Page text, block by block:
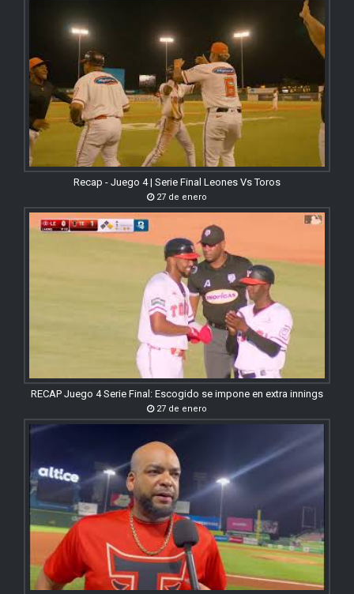
Recap - Juego 4 | Serie Final Leones Vs Toros
27 de enero
RECAP Juego 4 Serie Final: Escogido se impone en extra innings
27 de enero